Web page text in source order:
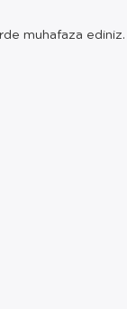
muhafaza ediniz.